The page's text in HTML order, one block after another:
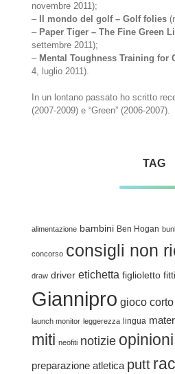
novembre 2011);
–
Il mondo del golf – Golf folies
– Paper Tiger – The Fine Green
settembre 2011);
– Mental Toughness Training for
4, luglio 2011).
In un lontano passato ho scritto
(2007-2009) e “Green” (2006-2007).
TAG
alimentazione bambini Ben Hogan
concorso consigli non
draw driver etichetta figlioletto
Giannipro gioco corto
launch monitor leggerezza lingua
miti neofiti notizie opinioni
preparazione atletica putt